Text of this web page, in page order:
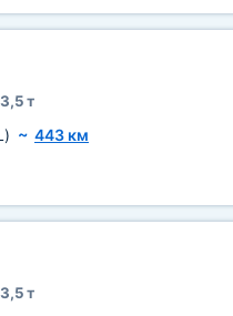
т
~ 443 км
т